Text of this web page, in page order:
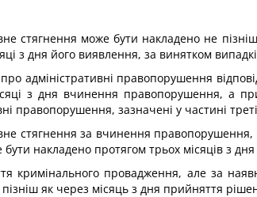
стягнення може бути накладено не
з дня його виявлення, за винятком
адміністративні правопорушення
з дня вчинення правопорушення, а
правопорушення, зазначені у частині
стягнення за вчинення
накладено протягом трьох місяців з
кримінального провадження, але за
як через місяць з дня прийняття